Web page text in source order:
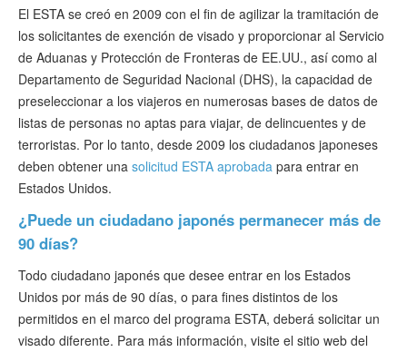
El ESTA se creó en 2009 con el fin de agilizar la tramitación de
los solicitantes de exención de visado y proporcionar al Servicio
de Aduanas y Protección de Fronteras de EE.UU., así como al
Departamento de Seguridad Nacional (DHS), la capacidad de
preseleccionar a los viajeros en numerosas bases de datos de
listas de personas no aptas para viajar, de delincuentes y de
terroristas. Por lo tanto, desde 2009 los ciudadanos japoneses
deben obtener una solicitud ESTA aprobada para entrar en
Estados Unidos.
¿Puede un ciudadano japonés permanecer más de
90 días?
Todo ciudadano japonés que desee entrar en los Estados
Unidos por más de 90 días, o para fines distintos de los
permitidos en el marco del programa ESTA, deberá solicitar un
visado diferente. Para más información, visite el sitio web del